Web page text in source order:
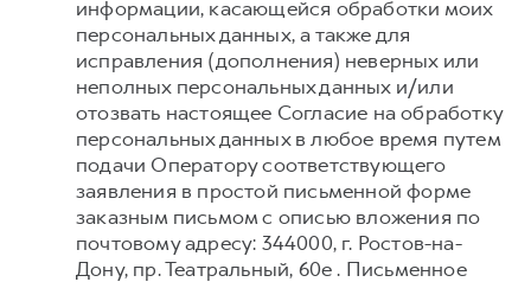
информации, касающейся обработки моих
персональных данных, а также для
исправления (дополнения) неверных или
неполных персональных данных и/или
отозвать настоящее Согласие на обработку
персональных данных в любое время путем
подачи Оператору соответствующего
заявления в простой письменной форме
заказным письмом с описью вложения по
почтовому адресу: 344000, г. Ростов-на-
Дону, пр. Театральный, 60е . Письменное